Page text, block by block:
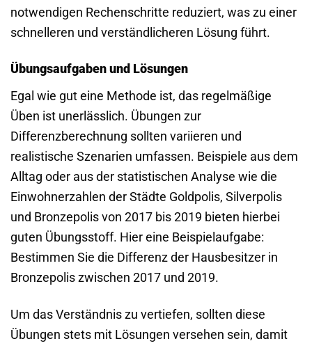
notwendigen Rechenschritte reduziert, was zu einer
schnelleren und verständlicheren Lösung führt.
Übungsaufgaben und Lösungen
Egal wie gut eine Methode ist, das regelmäßige
Üben ist unerlässlich. Übungen zur
Differenzberechnung sollten variieren und
realistische Szenarien umfassen. Beispiele aus dem
Alltag oder aus der statistischen Analyse wie die
Einwohnerzahlen der Städte Goldpolis, Silverpolis
und Bronzepolis von 2017 bis 2019 bieten hierbei
guten Übungsstoff. Hier eine Beispielaufgabe:
Bestimmen Sie die Differenz der Hausbesitzer in
Bronzepolis zwischen 2017 und 2019.
Um das Verständnis zu vertiefen, sollten diese
Übungen stets mit Lösungen versehen sein, damit